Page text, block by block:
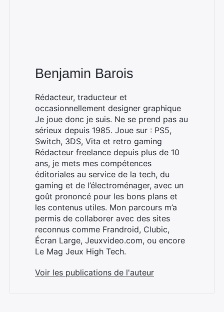
Benjamin Barois
Rédacteur, traducteur et
occasionnellement designer graphique
Je joue donc je suis. Ne se prend pas au
sérieux depuis 1985. Joue sur : PS5,
Switch, 3DS, Vita et retro gaming
Rédacteur freelance depuis plus de 10
ans, je mets mes compétences
éditoriales au service de la tech, du
gaming et de l’électroménager, avec un
goût prononcé pour les bons plans et
les contenus utiles. Mon parcours m’a
permis de collaborer avec des sites
reconnus comme Frandroid, Clubic,
Écran Large, Jeuxvideo.com, ou encore
Le Mag Jeux High Tech.
Voir les publications de l'auteur
Rechercher
: